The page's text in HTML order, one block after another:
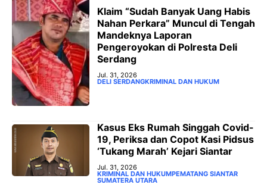
Klaim “Sudah Banyak Uang Habis
Nahan Perkara” Muncul di Tengah
Mandeknya Laporan
Pengeroyokan di Polresta Deli
Serdang
Jul. 31, 2026
DELI SERDANGKRIMINAL DAN HUKUM
Kasus Eks Rumah Singgah Covid-
19, Periksa dan Copot Kasi Pidsus
‘Tukang Marah’ Kejari Siantar
Jul. 31, 2026
KRIMINAL DAN HUKUMPEMATANG SIANTAR
SUMATERA UTARA